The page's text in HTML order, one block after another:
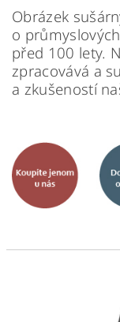
Obrázek
o
před 100 lety.
zpracovává a
a zkušeností